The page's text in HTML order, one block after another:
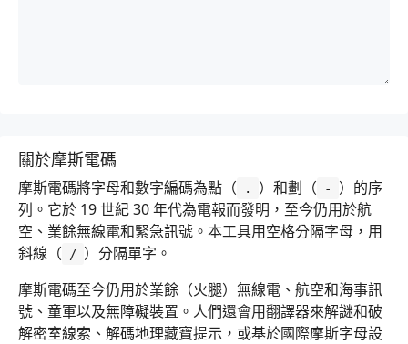
關於摩斯電碼
摩斯電碼將字母和數字編碼為點（ . ）和劃（ -
）的序
列。它於 19 世紀 30 年代為電報而發明，至今仍用於航
空、業餘無線電和緊急訊號。本工具用空格分隔字母，用
斜線（
/ ）分隔單字。
摩斯電碼至今仍用於業餘（火腿）無線電、航空和海事訊
號、童軍以及無障礙裝置。人們還會用翻譯器來解謎和破
解密室線索、解碼地理藏寶提示，或基於國際摩斯字母設